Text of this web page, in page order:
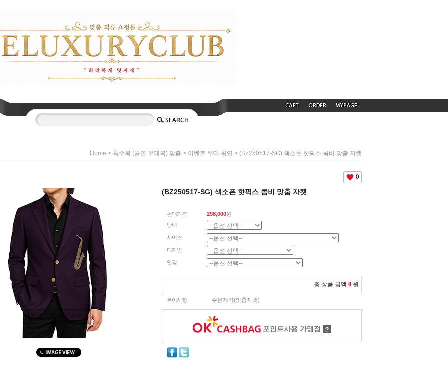
Home > 특수복 (공연 무대복) 맞춤 > 이벤트 무대.공연 > (BZ250517-SG) 색소폰 핫픽스 콤비 맞춤 자켓
마우스를 올려보세요
0
(BZ250517-SG) 색소폰 핫픽스 콤비 맞춤 자켓
판매가격 298,000원
남녀
사이즈
디자인
안감
총 상품 금액 0 원
특이사항 주문제작(맞춤자켓)
포인트사용 가맹점 ?